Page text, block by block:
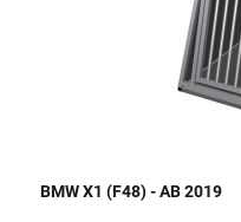
BMW X1 (F48) - AB 2019